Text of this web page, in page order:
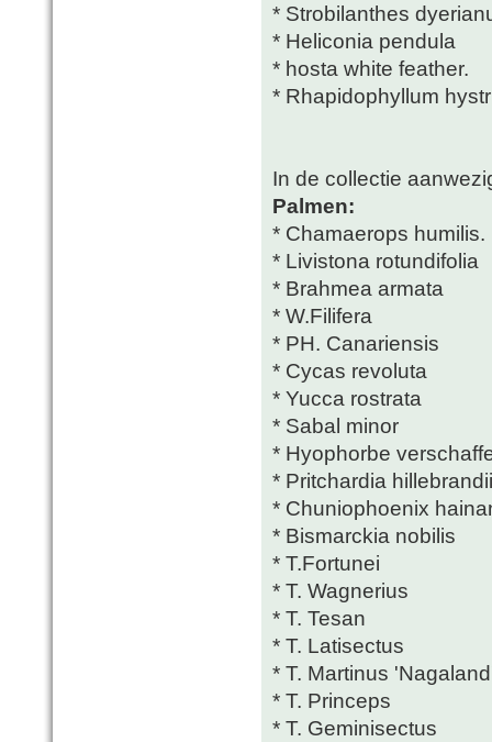
* Strobilanthes
* Heliconia pendula
* hosta white feather.
* Rhapidophyllum
In de collectie
Palmen:
* Chamaerops humilis.
* Livistona rotundifolia
* Brahmea armata
* W.Filifera
* PH. Canariensis
* Cycas revoluta
* Yucca rostrata
* Sabal minor
* Hyophorbe
* Pritchardia hillebrandii
* Chuniophoenix
* Bismarckia nobilis
* T.Fortunei
* T. Wagnerius
* T. Tesan
* T. Latisectus
* T. Martinus
* T. Princeps
* T. Geminisectus